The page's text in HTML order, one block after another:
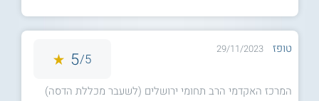
טופז 29/11/2023
5/
5
המרכז האקדמי הרב תחומי ירושלים (לשעבר מכללת הדסה)